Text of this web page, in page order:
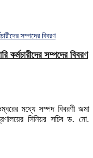
কর্মচারীদের সম্পদের বিবরণ
মধ্যে সম্পদ বিবরণী জমা
সিনিয়র সচিব ড. মো.